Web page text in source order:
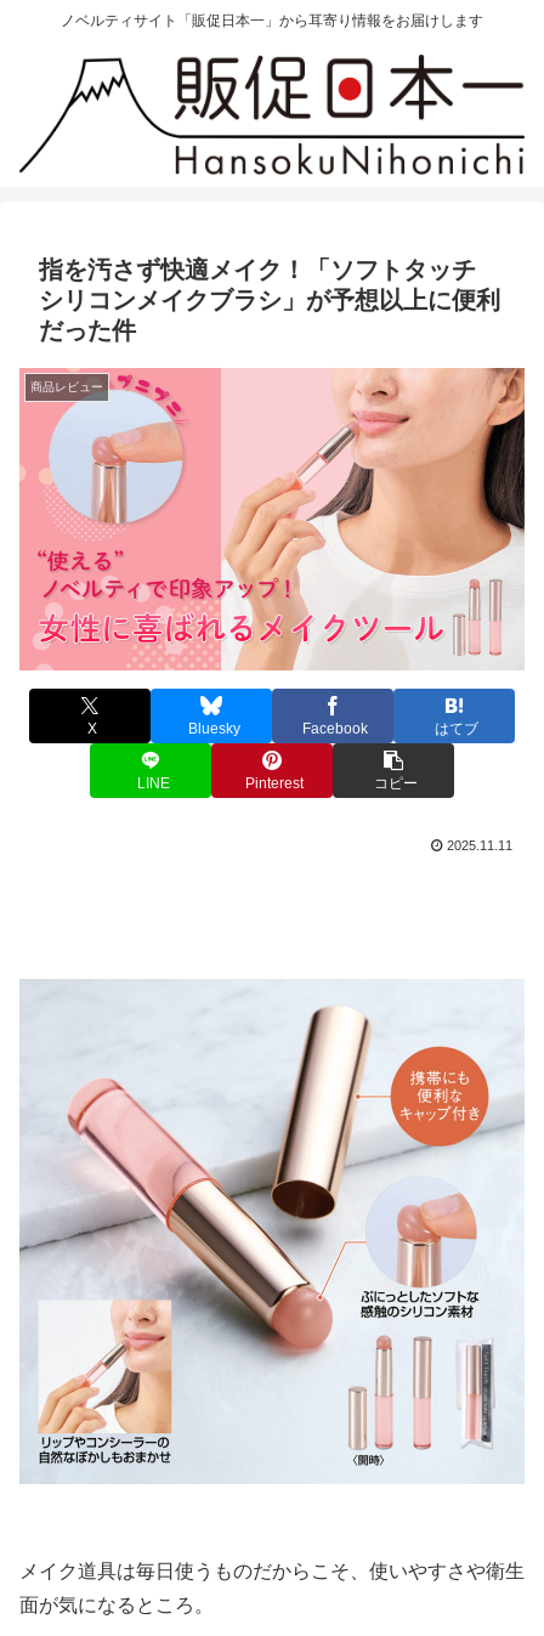
ノベルティサイト「販促日本一」から耳寄り情報をお届けします
指を汚さず快適メイク！「ソフトタッチ
シリコンメイクブラシ」が予想以上に便利
だった件
商品レビュー
X Bluesky Facebook はてブ
LINE Pinterest コピー
2025.11.11
メイク道具は毎日使うものだからこそ、使いやすさや衛生
面が気になるところ。